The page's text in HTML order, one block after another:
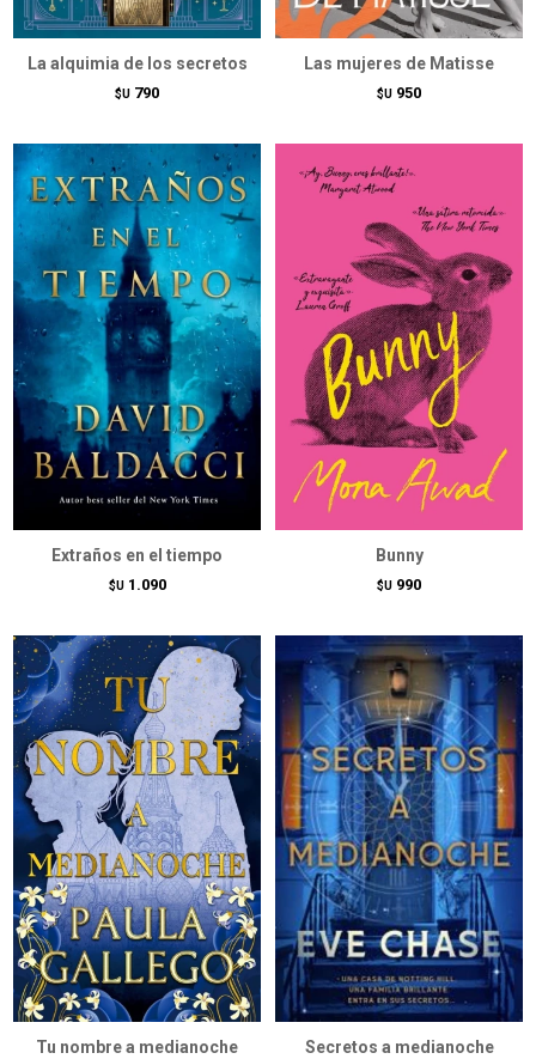
La alquimia de los secretos
$U 790
Las mujeres de Matisse
$U 950
Extraños en el tiempo
$U 1.090
Bunny
$U 990
Tu nombre a medianoche Secretos a medianoche